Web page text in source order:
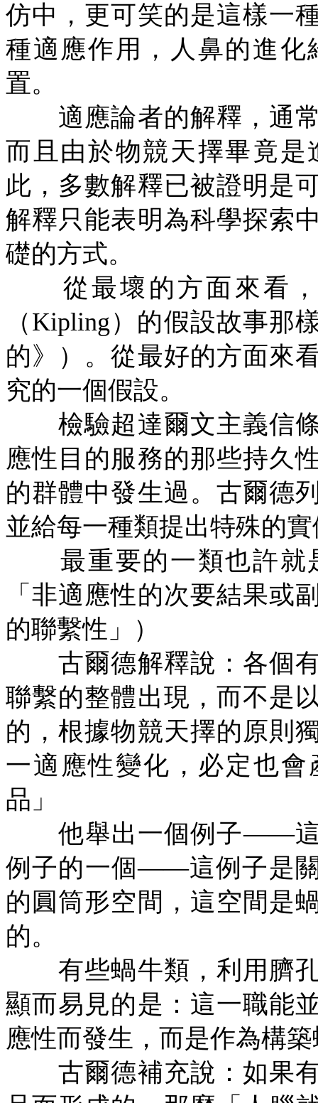
仿中，更可笑的是這樣一
種適應作用，人鼻的進
置。
適應論者的解釋，通常
而且由於物競天擇畢竟
此，多數解釋已被證明是
解釋只能表明為科學探索
礎的方式。
從最壞的方面來看，
（Kipling）的假設故事那
的》）。從最好的方面來
究的一個假設。
檢驗超達爾文主義信條
應性目的服務的那些持久
的群體中發生過。古爾德
並給每一種類提出特殊的
最重要的一類也許就
「非適應性的次要結果或
的聯繫性」）
古爾德解釋說：各個有
聯繫的整體出現，而不是
的，根據物競天擇的原則
一適應性變化，必定也
品」
他舉出一個例子——這
例子的一個——這例子是
的圓筒形空間，這空間是
的。
有些蝸牛類，利用臍孔
顯而易見的是：這一職能
應性而發生，而是作為構
古爾德補充說：如果有